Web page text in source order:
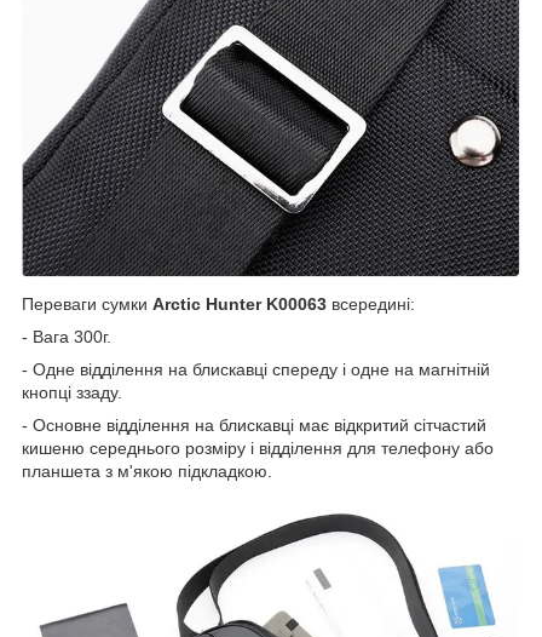
Переваги сумки Arctic Hunter K00063 всередині:
- Вага 300г.
- Одне відділення на блискавці спереду і одне на магнітній
кнопці ззаду.
- Основне відділення на блискавці має відкритий сітчастий
кишеню середнього розміру і відділення для телефону або
планшета з м'якою підкладкою.